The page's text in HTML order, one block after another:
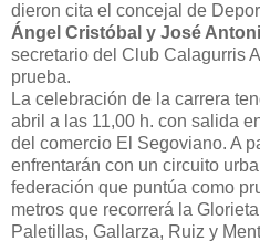
dieron cita el concejal de
Ángel Cristóbal y José
secretario del Club Calagurris
prueba.
La celebración de la carrera
abril a las 11,00 h. con salida
del comercio El Segoviano. A
enfrentarán con un circuito
federación que puntúa como
metros que recorrerá la
Paletillas, Gallarza, Ruiz y